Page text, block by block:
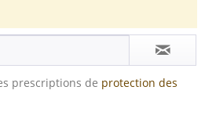
prescriptions de protection des